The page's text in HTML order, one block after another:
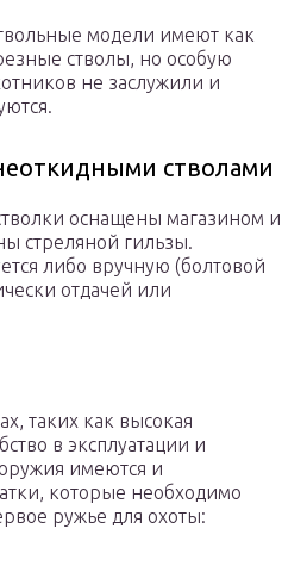
модели имеют как
стволы, но особую
не заслужили и
стволами
оснащены магазином и
стреляной гильзы.
либо вручную (болтовой
отдачей или
таких как высокая
в эксплуатации и
имеются и
которые необходимо
ружье для охоты: